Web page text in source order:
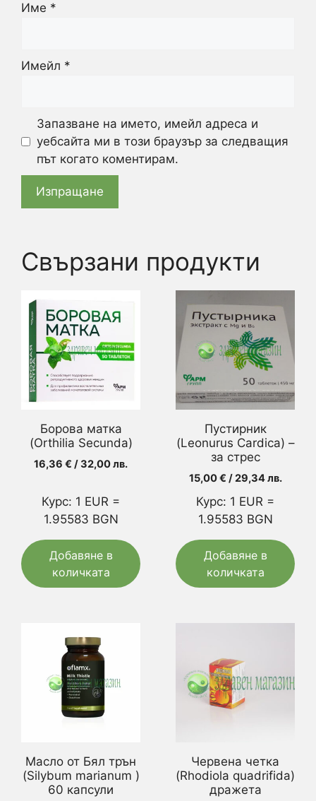
Име *
Имейл *
Запазване на името, имейл адреса и
уебсайта ми в този браузър за следващия
път когато коментирам.
Свързани продукти
Борова матка
(Orthilia Secunda)
16,36 € / 32,00 лв.
Курс: 1 EUR =
1.95583 BGN
Добавяне в
количката
Пустирник
(Leonurus Cardica) –
за стрес
15,00€ / 29,34 лв.
Курс: 1 EUR =
1.95583 BGN
Добавяне в
количката
Масло от Бял трън
(Silybum marianum )
60 капсули
Червена четка
(Rhodiola quadrifida)
дражета